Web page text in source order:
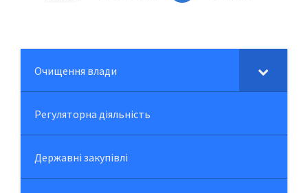
Очищення влади
Регуляторна діяльність
Державні закупівлі